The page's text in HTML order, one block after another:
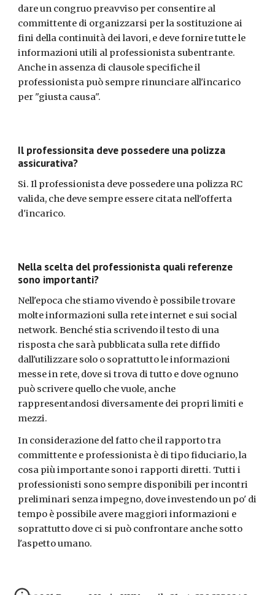
dare un congruo preavviso per consentire al
committente di organizzarsi per la sostituzione ai
fini della continuità dei lavori, e deve fornire tutte le
informazioni utili al professionista subentrante.
Anche in assenza di clausole specifiche il
professionista può sempre rinunciare all'incarico
per "giusta causa".
Il professionsita deve possedere una polizza
assicurativa?
Si. Il professionista deve possedere una polizza RC
valida, che deve sempre essere citata nell'offerta
d'incarico.
Nella scelta del professionista quali referenze
sono importanti?
Nell'epoca che stiamo vivendo è possibile trovare
molte informazioni sulla rete internet e sui social
network. Benché stia scrivendo il testo di una
risposta che sarà pubblicata sulla rete diffido
dall'utilizzare solo o soprattutto le informazioni
messe in rete, dove si trova di tutto e dove ognuno
può scrivere quello che vuole, anche
rappresentandosi diversamente dei propri limiti e
mezzi.
In considerazione del fatto che il rapporto tra
committente e professionista è di tipo fiduciario, la
cosa più importante sono i rapporti diretti. Tutti i
professionisti sono sempre disponibili per incontri
preliminari senza impegno, dove investendo un po' di
tempo è possibile avere maggiori informazioni e
soprattutto dove ci si può confrontare anche sotto
l'aspetto umano.